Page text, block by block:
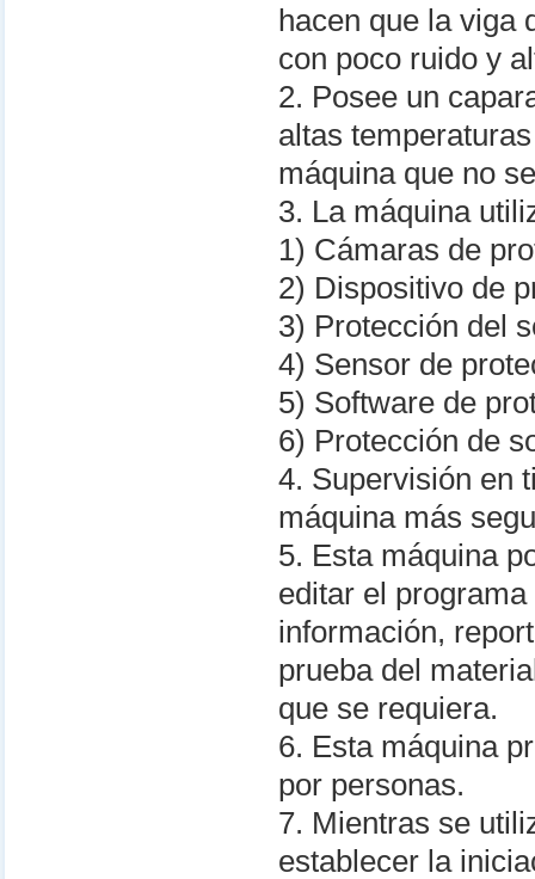
hacen que la viga
con poco ruido y
2. Posee un
altas
máquina que no
3. La máquina
1) Cámaras de
2) Dispositivo de
3) Protección del
4) Sensor de
5) Software de
6) Protección de
4. Supervisión en
máquina más
5. Esta máquina
editar el
información,
prueba del
que se requiera.
6. Esta máquina
por personas.
7. Mientras se
establecer la